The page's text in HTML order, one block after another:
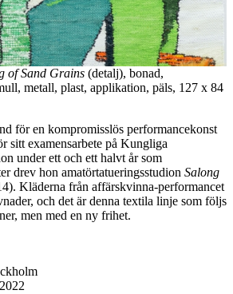
of Sand Grains (detalj), bonad,
metall, plast, applikation, päls, 127 x 84
för en kompromisslös performancekonst
sitt examensarbete på Kungliga
under ett och ett halvt år som
drev hon amatörtatueringsstudion Salong
Kläderna från affärskvinna-performancet
och det är denna textila linje som följs
men med en ny frihet.